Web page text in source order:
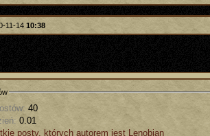
11-14 10:38
40
0.01
posty, których autorem jest Lenobian